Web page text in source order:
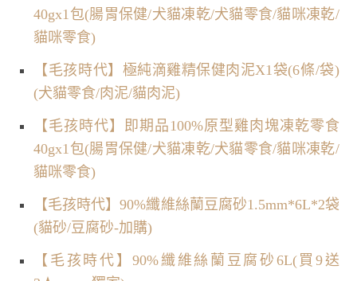
40gx1包(腸胃保健/犬貓凍乾/犬貓零食/貓咪凍乾/
貓咪零食)
【毛孩時代】極純滴雞精保健肉泥X1袋(6條/袋)
(犬貓零食/肉泥/貓肉泥)
【毛孩時代】即期品100%原型雞肉塊凍乾零食
40gx1包(腸胃保健/犬貓凍乾/犬貓零食/貓咪凍乾/
貓咪零食)
【毛孩時代】90%纖維絲蘭豆腐砂1.5mm*6L*2袋
(貓砂/豆腐砂-加購)
【毛孩時代】90%纖維絲蘭豆腐砂6L(買9送